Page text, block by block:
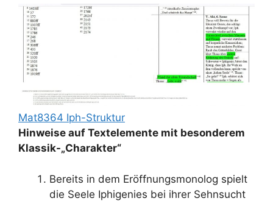
Mat8364 Iph-Struktur
Hinweise auf Textelemente mit besonderem
Klassik-„Charakter“
Bereits in dem Eröffnungsmonolog spielt
die Seele Iphigenies bei ihrer Sehnsucht